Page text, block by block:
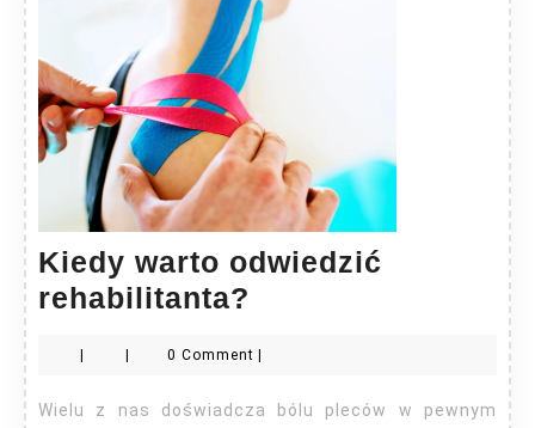
Kiedy warto odwiedzić
rehabilitanta?
odwiedzić
rehabilitanta?
0 Comment
Wielu z nas doświadcza bólu pleców w pewnym